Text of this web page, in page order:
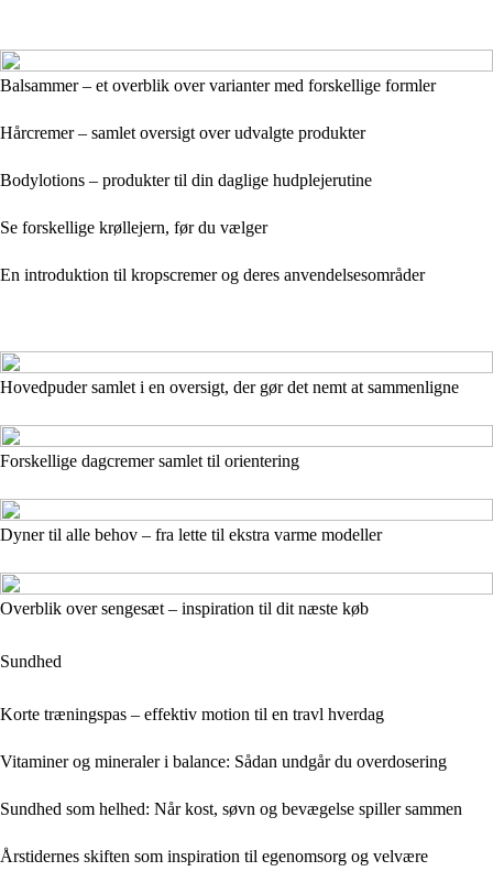
Balsammer – et overblik over varianter med forskellige formler
Hårcremer – samlet oversigt over udvalgte produkter
Bodylotions – produkter til din daglige hudplejerutine
Se forskellige krøllejern, før du vælger
En introduktion til kropscremer og deres anvendelsesområder
Hovedpuder samlet i en oversigt, der gør det nemt at sammenligne
Forskellige dagcremer samlet til orientering
Dyner til alle behov – fra lette til ekstra varme modeller
Overblik over sengesæt – inspiration til dit næste køb
Sundhed
Korte træningspas – effektiv motion til en travl hverdag
Vitaminer og mineraler i balance: Sådan undgår du overdosering
Sundhed som helhed: Når kost, søvn og bevægelse spiller sammen
Årstidernes skiften som inspiration til egenomsorg og velvære